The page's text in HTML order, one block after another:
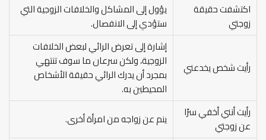
اكتشفت حقيقة
زوجتي
يؤول إلى المشاكل والخلافات الزوجية التي
ستؤدي إلى الانفصال.
رأيت شخص يخدعني
إشارة إلى تعرض الرائي لبعض الخلافات
الزوجية، ولكن سرعان ما سوف تنتهي
بمجرد أن يدرك الرائي حقيقة الأشخاص
المحيطين به.
رأيت أنني أخفي سرًا
عن زوجتي
ينم عن زواجه من امرأة أخرى.